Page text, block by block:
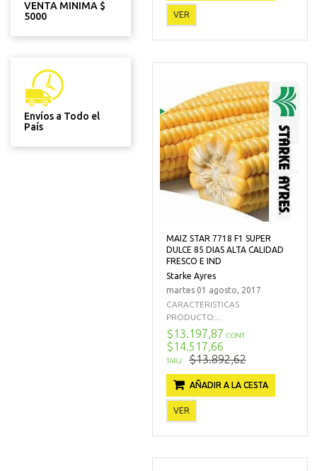
VENTA MINIMA $
5000
Envíos a Todo el
País
VER
MAIZ STAR 7718 F1 SUPER
DULCE 85 DIAS ALTA CALIDAD
FRESCO E IND
Starke Ayres
martes 01 agosto, 2017
CARACTERISTICAS
PRODUCTO:...
$13.197,87 CONT
$14.517,66
TARJ $13.892,62
AÑADIR A LA CESTA
VER